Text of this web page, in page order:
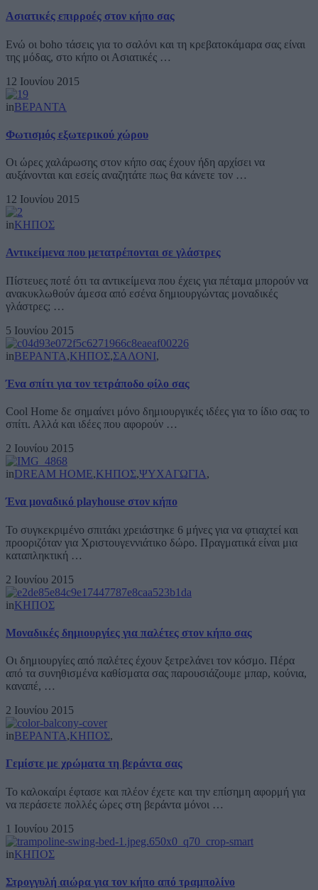
Ασιατικές επιρροές στον κήπο σας
Ενώ οι boho τάσεις για το σαλόνι και τη κρεβατοκάμαρα σας είναι
της μόδας, στο κήπο οι Ασιατικές …
12 Ιουνίου 2015
inΒΕΡΑΝΤΑ
Φωτισμός εξωτερικού χώρου
Οι ώρες χαλάρωσης στον κήπο σας έχουν ήδη αρχίσει να
αυξάνονται και εσείς αναζητάτε πως θα κάνετε τον …
12 Ιουνίου 2015
inΚΗΠΟΣ
Αντικείμενα που μετατρέπονται σε γλάστρες
Πίστευες ποτέ ότι τα αντικείμενα που έχεις για πέταμα μπορούν να
ανακυκλωθούν άμεσα από εσένα δημιουργώντας μοναδικές
γλάστρες; …
5 Ιουνίου 2015
inΒΕΡΑΝΤΑ,ΚΗΠΟΣ,ΣΑΛΟΝΙ,
Ένα σπίτι για τον τετράποδο φίλο σας
Cool Home δε σημαίνει μόνο δημιουργικές ιδέες για το ίδιο σας το
σπίτι. Αλλά και ιδέες που αφορούν …
2 Ιουνίου 2015
inDREAM HOME,ΚΗΠΟΣ,ΨΥΧΑΓΩΓΙΑ,
Ένα μοναδικό playhouse στον κήπο
Το συγκεκριμένο σπιτάκι χρειάστηκε 6 μήνες για να φτιαχτεί και
προοριζόταν για Χριστουγεννιάτικο δώρο. Πραγματικά είναι μια
καταπληκτική …
2 Ιουνίου 2015
inΚΗΠΟΣ
Μοναδικές δημιουργίες για παλέτες στον κήπο σας
Οι δημιουργίες από παλέτες έχουν ξετρελάνει τον κόσμο. Πέρα
από τα συνηθισμένα καθίσματα σας παρουσιάζουμε μπαρ, κούνια,
καναπέ, …
2 Ιουνίου 2015
inΒΕΡΑΝΤΑ,ΚΗΠΟΣ,
Γεμίστε με χρώματα τη βεράντα σας
Το καλοκαίρι έφτασε και πλέον έχετε και την επίσημη αφορμή για
να περάσετε πολλές ώρες στη βεράντα μόνοι …
1 Ιουνίου 2015
inΚΗΠΟΣ
Στρογγυλή αιώρα για τον κήπο από τραμπολίνο